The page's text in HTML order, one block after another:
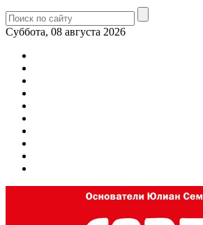
Суббота, 08 августа 2026